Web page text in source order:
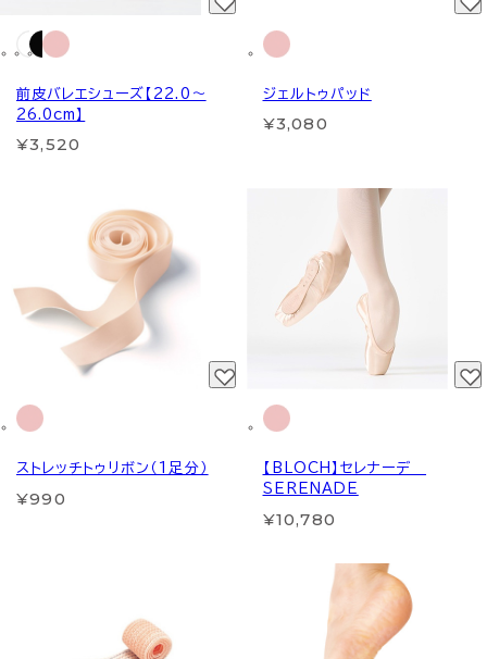
前皮バレエシューズ【22.0～
26.0cm】
¥3,520
ジェルトゥパッド
¥3,080
ストレッチトゥリボン（1足分）
¥990
【BLOCH】セレナーデ
SERENADE
¥10,780